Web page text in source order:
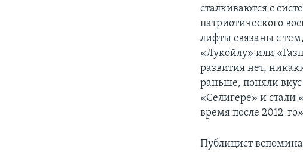
сталкиваются с
патриотического
лифты связаны с
«Лукойлу» или
развития нет,
раньше, поняли
«Селигере» и стали
время после 2012-
Публицист